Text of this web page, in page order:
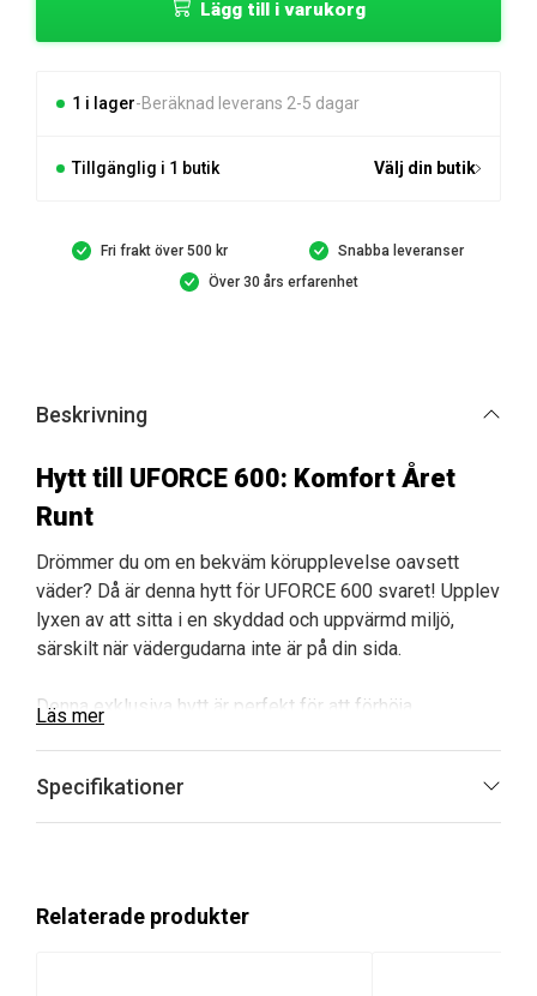
600
Lägg till i varukorg
1 i lager Beräknad leverans 2-5 dagar
Tillgänglig i 1 butik Välj din butik
Fri frakt över 500 kr
Snabba leveranser
Över 30 års erfarenhet
Beskrivning
Hytt till UFORCE 600: Komfort Året
Runt
Drömmer du om en bekväm körupplevelse oavsett
väder? Då är denna hytt för UFORCE 600 svaret! Upplev
lyxen av att sitta i en skyddad och uppvärmd miljö,
särskilt när vädergudarna inte är på din sida.
Denna exklusiva hytt är perfekt för att förhöja
komfort, säkerhet och användarvänlighet.
sommarregn, denna hytt håller dig bekväm i alla
Läs mer
Specifikationer
Relaterade produkter